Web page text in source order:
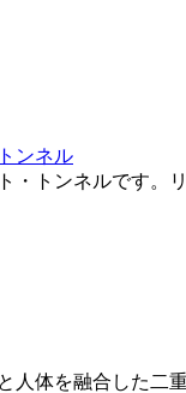
ンネル
トンネルです。
人体を融合した二